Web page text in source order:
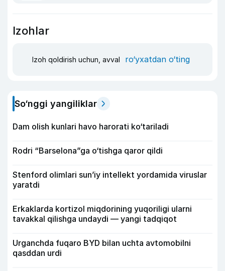
Izohlar
Izoh qoldirish uchun, avval ro‘yxatdan o‘ting
So‘nggi yangiliklar
Dam olish kunlari havo harorati ko‘tariladi
Rodri “Barselona”ga o‘tishga qaror qildi
Stenford olimlari sun’iy intellekt yordamida viruslar
yaratdi
Erkaklarda kortizol miqdorining yuqoriligi ularni
tavakkal qilishga undaydi — yangi tadqiqot
Urganchda fuqaro BYD bilan uchta avtomobilni
qasddan urdi